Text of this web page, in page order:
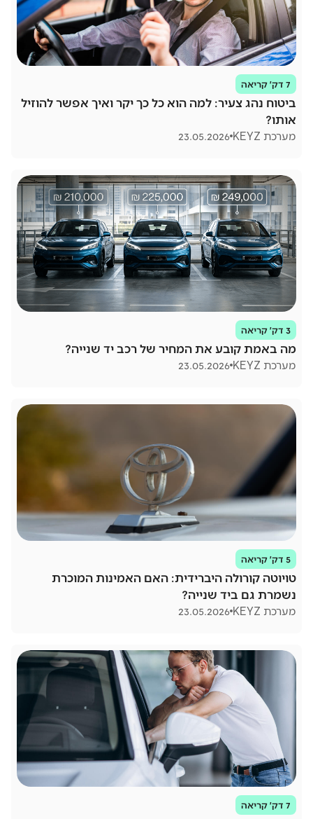
7 דק׳ קריאה
ביטוח נהג צעיר: למה הוא כל כך יקר ואיך אפשר להוזיל
אותו?
מערכת KEYZ 23.05.2026
3 דק׳ קריאה
מה באמת קובע את המחיר של רכב יד שנייה?
מערכת KEYZ 23.05.2026
5 דק׳ קריאה
טויוטה קורולה היברידית: האם האמינות המוכרת
נשמרת גם ביד שנייה?
מערכת KEYZ 23.05.2026
7 דק׳ קריאה